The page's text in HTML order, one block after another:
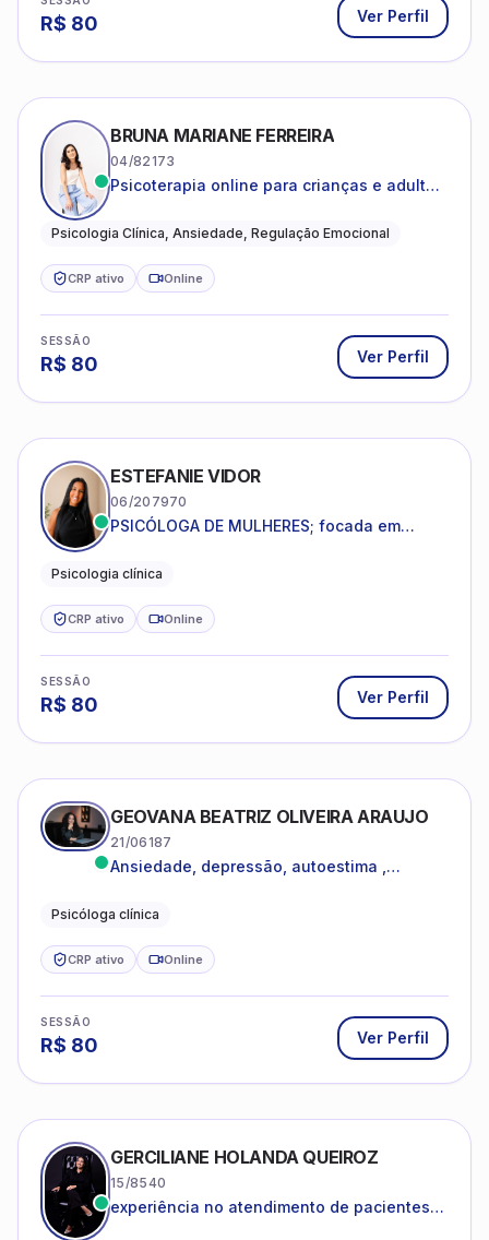
R$ 80 Ver Perfil
BRUNA MARIANE FERREIRA
04/82173
Psicoterapia online para crianças e adultos
reduzir a ansiedade e construir uma vida
Psicologia Clínica, Ansiedade, Regulação Emocional
CRP ativo Online
SESSÃO
R$ 80 Ver Perfil
ESTEFANIE VIDOR
06/207970
PSICÓLOGA DE MULHERES; focada em
dentro da sua realidade.
Psicologia clínica
CRP ativo Online
SESSÃO
R$ 80 Ver Perfil
GEOVANA BEATRIZ OLIVEIRA ARAUJO
21/06187
Ansiedade, depressão, autoestima ,
Psicóloga clínica
CRP ativo Online
SESSÃO
R$ 80 Ver Perfil
GERCILIANE HOLANDA QUEIROZ
15/8540
experiência no atendimento de pacientes